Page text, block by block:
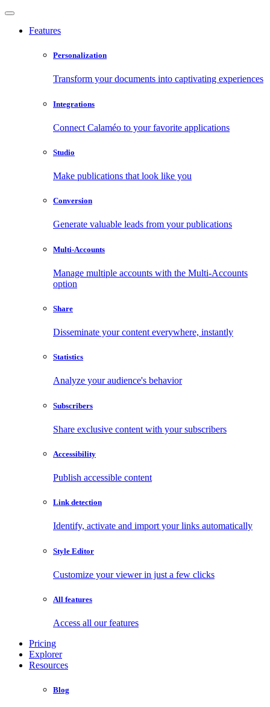
Features
Personalization
Transform your documents into captivating experiences
Integrations
Connect Calaméo to your favorite applications
Studio
Make publications that look like you
Conversion
Generate valuable leads from your publications
Multi-Accounts
Manage multiple accounts with the Multi-Accounts
option
Share
Disseminate your content everywhere, instantly
Statistics
Analyze your audience's behavior
Subscribers
Share exclusive content with your subscribers
Accessibility
Publish accessible content
Link detection
Identify, activate and import your links automatically
Style Editor
Customize your viewer in just a few clicks
All features
Access all our features
Pricing
Explorer
Resources
Blog